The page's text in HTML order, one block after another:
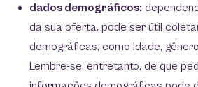
dados demográficos:
da sua oferta, pode ser útil
demográficas, como idade,
Lembre-se, entretanto, de que